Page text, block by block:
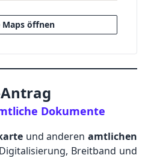
Maps öffnen
Dokumente
und anderen amtlichen
Breitband und